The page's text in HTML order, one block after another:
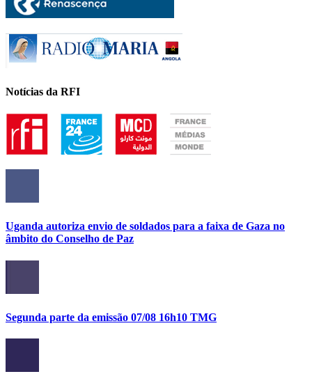
Notícias da RFI
Uganda autoriza envio de soldados para a faixa de Gaza no
âmbito do Conselho de Paz
Segunda parte da emissão 07/08 16h10 TMG